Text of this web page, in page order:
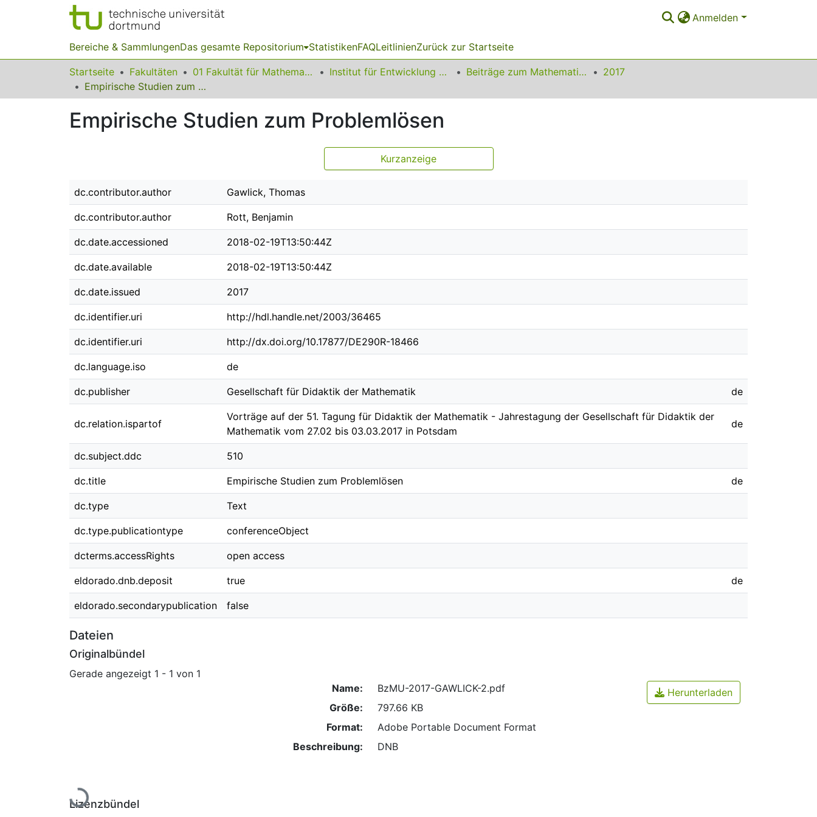
Anmelden
Bereiche & SammlungenDas gesamte Repositorium StatistikenFAQLeitlinienZurück zur Startseite
Startseite Fakultäten 01 Fakultät für Mathematik Institut für Entwicklung und Erforschung des Mathematikunterrichts Beiträge zum Mathematikunterricht
2017
Empirische Studien zum Problemlösen
Empirische Studien zum Problemlösen
Kurzanzeige
dc.contributor.author Gawlick, Thomas
dc.contributor.author Rott, Benjamin
dc.date.accessioned 2018-02-19T13:50:44Z
dc.date.available 2018-02-19T13:50:44Z
dc.date.issued 2017
dc.identifier.uri http://hdl.handle.net/2003/36465
dc.identifier.uri http://dx.doi.org/10.17877/DE290R-18466
dc.language.iso de
dc.publisher Gesellschaft für Didaktik der Mathematik de
dc.relation.ispartof
Vorträge auf der 51. Tagung für Didaktik der Mathematik - Jahrestagung der Gesellschaft für Didaktik der
Mathematik vom 27.02 bis 03.03.2017 in Potsdam
de
dc.subject.ddc 510
dc.title Empirische Studien zum Problemlösen de
dc.type Text
dc.type.publicationtype conferenceObject
dcterms.accessRights open access
eldorado.dnb.deposit true de
eldorado.secondarypublication false
Dateien
Originalbündel
Gerade angezeigt 1 - 1 von 1
Lade...
Name:
BzMU-2017-GAWLICK-2.pdf
Größe:
797.66 KB
Format:
Adobe Portable Document Format
Beschreibung:
DNB
Herunterladen
Lizenzbündel